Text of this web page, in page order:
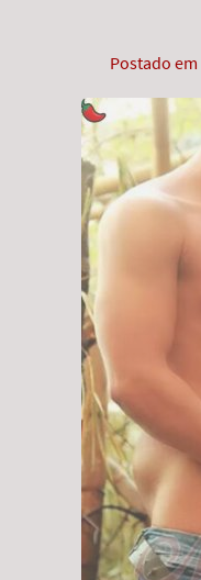
Postado em